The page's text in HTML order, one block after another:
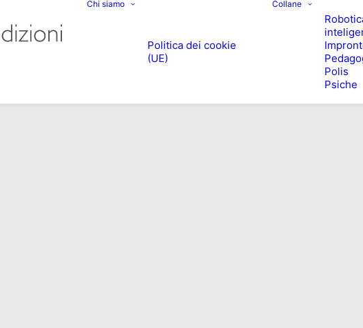
Chi siamo
Politica dei cookie
(UE)
Collane
Polis
Psiche